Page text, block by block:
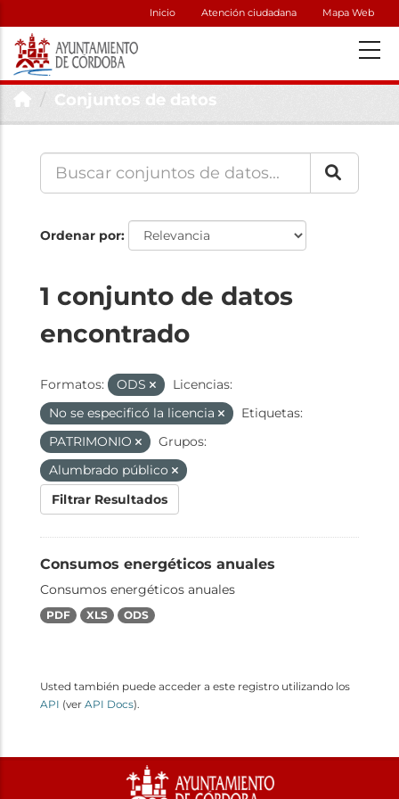
Inicio Atención ciudadana Mapa Web
Conjuntos de datos
Ordenar por
1 conjunto de datos
encontrado
Formatos: ODS
Licencias:
No se especificó la licencia
Etiquetas:
PATRIMONIO
Grupos:
Alumbrado público
Filtrar Resultados
Consumos energéticos anuales
Consumos energéticos anuales
PDF XLS ODS
Usted también puede acceder a este registro utilizando los
API (ver API Docs).